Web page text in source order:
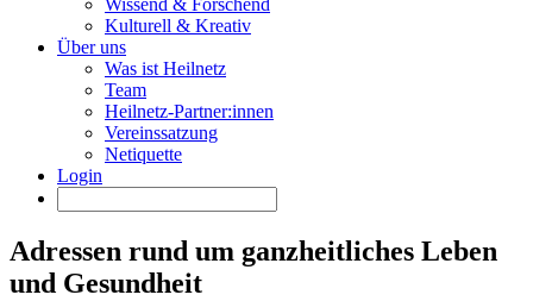
Wissend & Forschend
Kulturell & Kreativ
Über uns
Was ist Heilnetz
Team
Heilnetz-Partner:innen
Vereinssatzung
Netiquette
Login
Adressen rund um ganzheitliches Leben
und Gesundheit